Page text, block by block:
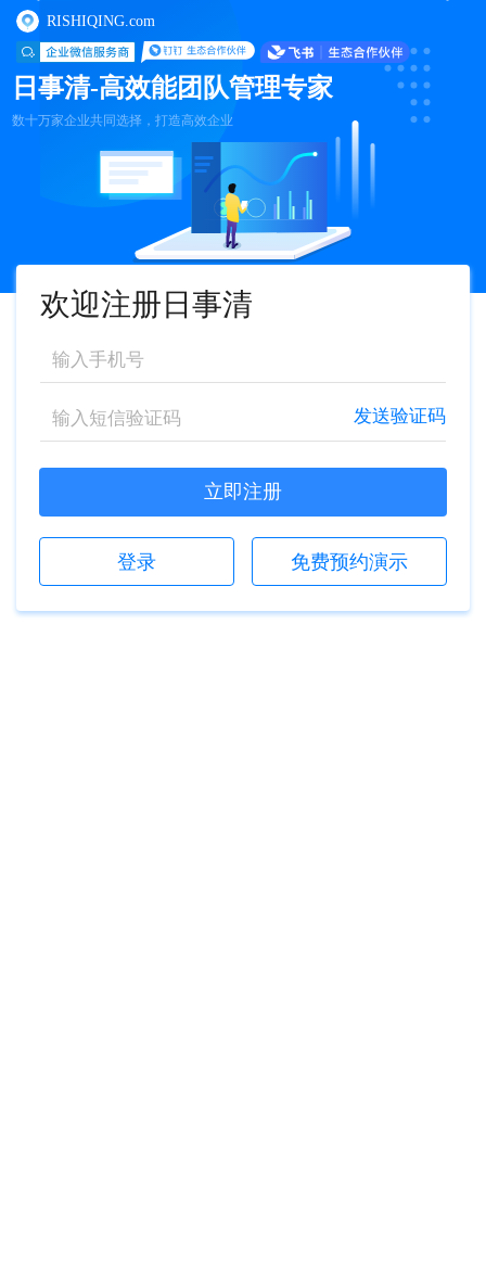
RISHIQING.com
日事清-高效能团队管理专家
数十万家企业共同选择，打造高效企业
欢迎注册日事清
发送验证码
立即注册
登录 免费预约演示